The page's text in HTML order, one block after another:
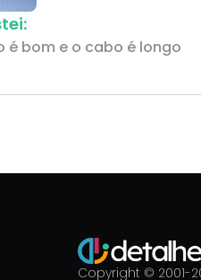
é bom e o cabo é longo
Copyright © 2001-